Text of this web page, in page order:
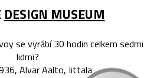
DESIGN MUSEUM
se vyrábí 30 hodin celkem sedmi
lidmi?
Alvar Aalto, Iittala